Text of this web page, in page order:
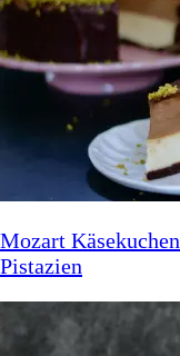
Mozart
Pistazien